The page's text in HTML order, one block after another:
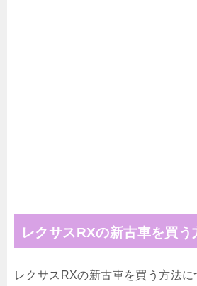
レクサスRXの新古車を買う
レクサスRXの新古車を買う方法